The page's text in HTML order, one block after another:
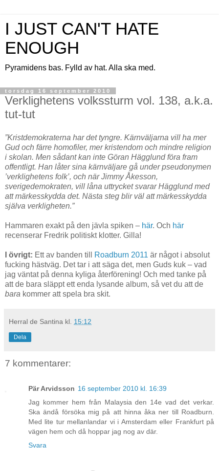
I JUST CAN'T HATE
ENOUGH
Pyramidens bas. Fylld av hat. Alla ska med.
torsdag 16 september 2010
Verklighetens volkssturm vol. 138, a.k.a.
tut-tut
”Kristdemokraterna har det tyngre. Kärnväljarna vill ha mer
Gud och färre homofiler, mer kristendom och mindre religion
i skolan. Men sådant kan inte Göran Hägglund föra fram
offentligt. Han låter sina kärnväljare gå under pseudonymen
’verklighetens folk’, och när Jimmy Åkesson,
sverigedemokraten, vill låna uttrycket svarar Hägglund med
att märkesskydda det. Nästa steg blir väl att märkesskydda
själva verkligheten.”
Hammaren exakt på den jävla spiken – här. Och här
recenserar Fredrik politiskt klotter. Gilla!
I övrigt: Ett av banden till Roadburn 2011 är något i absolut
fucking hästväg. Det tar i att säga det, men Guds kuk – vad
jag väntat på denna kyliga återförening! Och med tanke på
att de bara släppt ett enda lysande album, så vet du att de
bara kommer att spela bra skit.
Herral de Santina kl. 15:12
Dela
7 kommentarer:
Pär Arvidsson 16 september 2010 kl. 16:39
Jag kommer hem från Malaysia den 14e vad det verkar.
Ska ändå försöka mig på att hinna åka ner till Roadburn.
Med lite tur mellanlandar vi i Amsterdam eller Frankfurt på
vägen hem och då hoppar jag nog av där.
Svara